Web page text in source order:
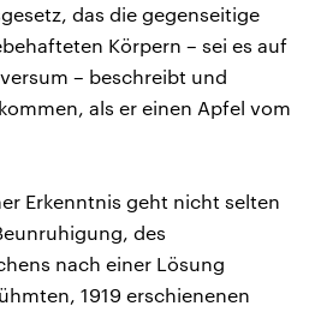
das die gegenseitige
Körpern – sei es auf
– beschreibt und
als er einen Apfel vom
Erkenntnis geht nicht selten
des
nach einer Lösung
1919 erschienenen